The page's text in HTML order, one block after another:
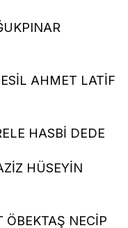
AHMET LATİF
HASBİ DEDE
HÜSEYİN
ÖBEKTAŞ NECİP